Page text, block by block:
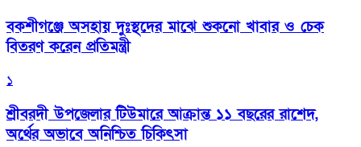
বকশীগঞ্জে অসহায় দুঃস্থদের মাঝে শুকনো খাবার ও চেক
বিতরণ করেন প্রতিমন্ত্রী
১
শ্রীবরদী উপজেলার টিউমারে আক্রান্ত ১১ বছরের রাশেদ,
অর্থের অভাবে অনিশ্চিত চিকিৎসা